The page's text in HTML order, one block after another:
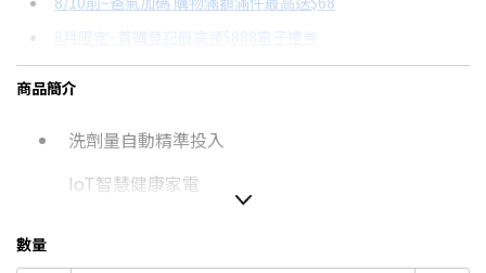
分期數
12期
24期
每期金額 配合銀行/業者
8月限定~首購登記最高領$888電子禮券
台灣大哥大Open Possible聯名卡滿額最高回饋25%
電視降到底破盤
2萬內首選！13-15KG洗衣機評比→點我看達人教你買
商品簡介
洗劑量自動精準投入
IoT智慧健康家電
數量